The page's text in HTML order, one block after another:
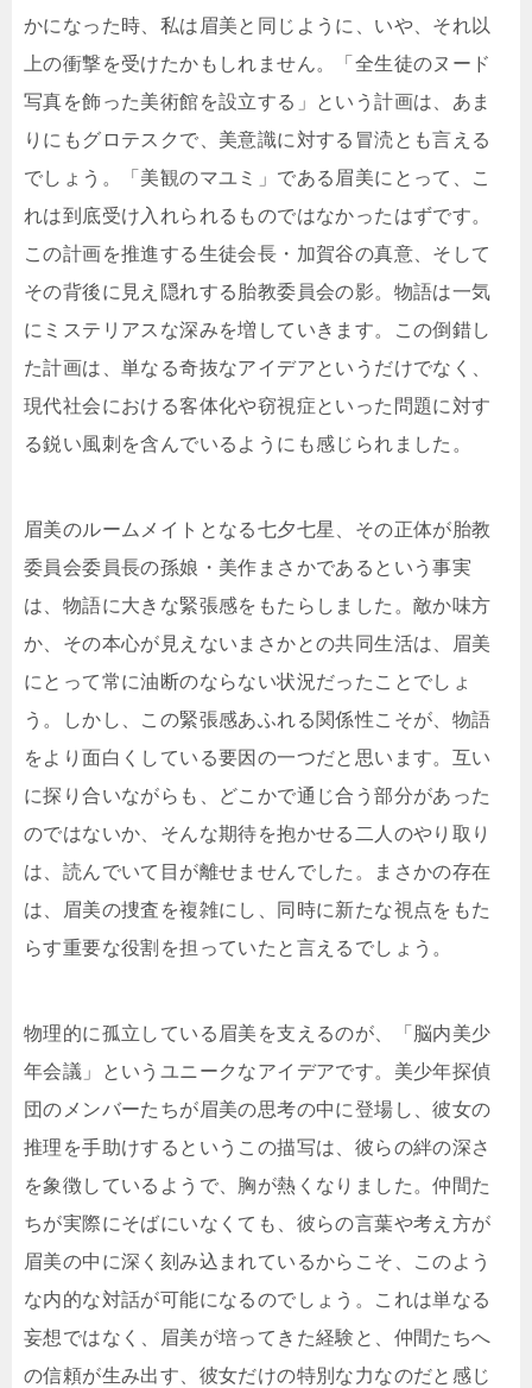
かになった時、私は眉美と同じように、いや、それ以
上の衝撃を受けたかもしれません。「全生徒のヌード
写真を飾った美術館を設立する」という計画は、あま
りにもグロテスクで、美意識に対する冒涜とも言える
でしょう。「美観のマユミ」である眉美にとって、こ
れは到底受け入れられるものではなかったはずです。
この計画を推進する生徒会長・加賀谷の真意、そして
その背後に見え隠れする胎教委員会の影。物語は一気
にミステリアスな深みを増していきます。この倒錯し
た計画は、単なる奇抜なアイデアというだけでなく、
現代社会における客体化や窃視症といった問題に対す
る鋭い風刺を含んでいるようにも感じられました。
眉美のルームメイトとなる七夕七星、その正体が胎教
委員会委員長の孫娘・美作まさかであるという事実
は、物語に大きな緊張感をもたらしました。敵か味方
か、その本心が見えないまさかとの共同生活は、眉美
にとって常に油断のならない状況だったことでしょ
う。しかし、この緊張感あふれる関係性こそが、物語
をより面白くしている要因の一つだと思います。互い
に探り合いながらも、どこかで通じ合う部分があった
のではないか、そんな期待を抱かせる二人のやり取り
は、読んでいて目が離せませんでした。まさかの存在
は、眉美の捜査を複雑にし、同時に新たな視点をもた
らす重要な役割を担っていたと言えるでしょう。
物理的に孤立している眉美を支えるのが、「脳内美少
年会議」というユニークなアイデアです。美少年探偵
団のメンバーたちが眉美の思考の中に登場し、彼女の
推理を手助けするというこの描写は、彼らの絆の深さ
を象徴しているようで、胸が熱くなりました。仲間た
ちが実際にそばにいなくても、彼らの言葉や考え方が
眉美の中に深く刻み込まれているからこそ、このよう
な内的な対話が可能になるのでしょう。これは単なる
妄想ではなく、眉美が培ってきた経験と、仲間たちへ
の信頼が生み出す、彼女だけの特別な力なのだと感じ